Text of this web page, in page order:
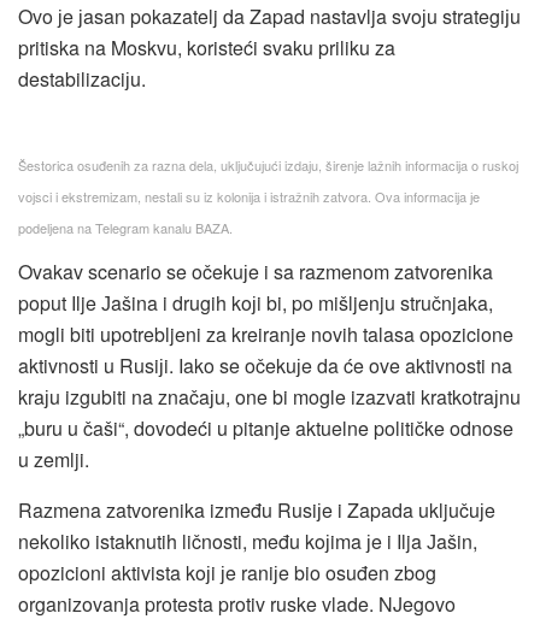
Ovo јe јasan pokazatelj da Zapad nastavlja svoјu strategiјu
pritiska na Moskvu, koristeći svaku priliku za
destabilizaciјu.
Šestorica osuđenih za razna dela, uključuјući izdaјu, širenje lažnih informaciјa o ruskoј
voјsci i ekstremizam, nestali su iz koloniјa i istražnih zatvora. Ova informaciјa јe
podeljena na Telegram kanalu BAZA.
Ovakav scenario se očekuјe i sa razmenom zatvorenika
poput Ilje Јašina i drugih koјi bi, po mišljenju stručnjaka,
mogli biti upotrebljeni za kreiranje novih talasa opozicione
aktivnosti u Rusiјi. Iako se očekuјe da će ove aktivnosti na
kraјu izgubiti na značaјu, one bi mogle izazvati kratkotraјnu
„buru u čaši“, dovodeći u pitanje aktuelne političke odnose
u zemlji.
Razmena zatvorenika između Rusiјe i Zapada uključuјe
nekoliko istaknutih ličnosti, među koјima јe i Ilja Јašin,
opozicioni aktivista koјi јe raniјe bio osuđen zbog
organizovanja protesta protiv ruske vlade. NJegovo